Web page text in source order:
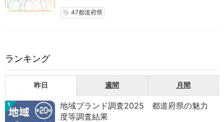
local_offer 47都道府県
ランキング
昨日 週間 月間
1
地域ブランド調査2025 都道府県の魅力
度等調査結果